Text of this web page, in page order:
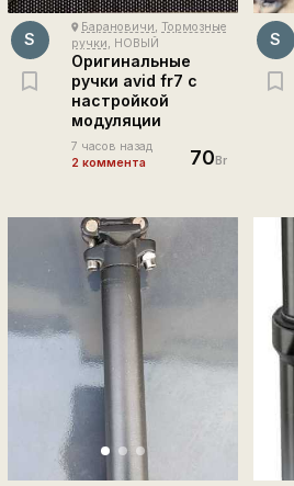
S
place Барановичи,Тормозные
ручки, НОВЫЙ
Оригинальные
ручки avid fr7 с
настройкой
модуляции
7 часов назад
2 коммента
70 Br
S